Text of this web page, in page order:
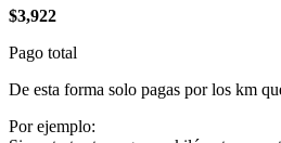
$3,922
Pago total
De esta forma solo pagas por los km
Por ejemplo: